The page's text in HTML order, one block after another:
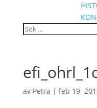
av Petra | feb 19,